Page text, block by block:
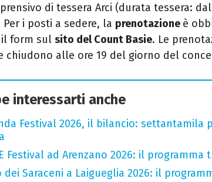
di tessera Arci (durata tessera:
i posti a sedere, la prenotazione è
form sul sito del Count Basie. Le
chiudono alle ore 19 del giorno del
interessarti anche
Festival 2026, il bilancio: settantamila
Festival ad Arenzano 2026: il
dei Saraceni a Laigueglia 2026: il